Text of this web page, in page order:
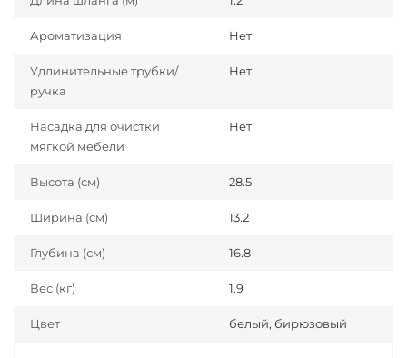
Ароматизация Нет
Удлинительные трубки/
ручка
Нет
Насадка для очистки
мягкой мебели
Нет
Высота (см) 28.5
Ширина (см) 13.2
Глубина (см) 16.8
Вес (кг) 1.9
Цвет белый, бирюзовый